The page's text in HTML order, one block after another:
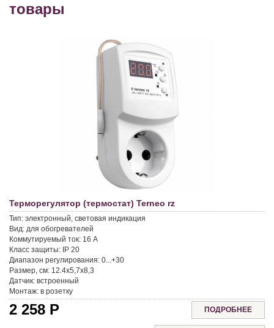
товары
Терморегулятор (термостат) Terneo rz
Тип: электронный, световая индикация
Вид: для обогревателей
Коммутируемый ток: 16 A
Класс защиты: IP 20
Диапазон регулирования: 0...+30
Размер, см: 12.4x5,7x8,3
Датчик: встроенный
Монтаж: в розетку
2 258 Р ПОДРОБНЕЕ